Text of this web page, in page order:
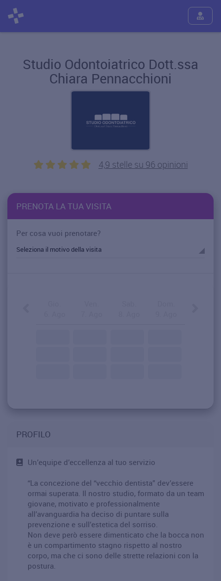
Studio Odontoiatrico Dott.ssa
Chiara Pennacchioni
4,9 stelle su 96 opinioni
PRENOTA LA TUA VISITA
Per cosa vuoi prenotare?
PROFILO
Un’equipe d’eccellenza al tuo servizio
“La concezione del “vecchio dentista” dev’essere
ormai superata. Il nostro studio, formato da un team
giovane, motivato e professionalmente
all’avanguardia ha deciso di puntare sulla
prevenzione e sull’estetica del sorriso.
Non deve però essere dimenticato che la bocca non
è un compartimento stagno rispetto al nostro
corpo, ma che ci sono delle strette relazioni con la
postura.